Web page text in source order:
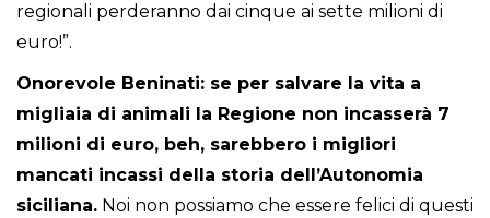
regionali perderanno dai cinque ai sette milioni di
euro!”.
Onorevole Beninati: se per salvare la vita a
migliaia di animali la Regione non incasserà 7
milioni di euro, beh, sarebbero i migliori
mancati incassi della storia dell’Autonomia
siciliana. Noi non possiamo che essere felici di questi